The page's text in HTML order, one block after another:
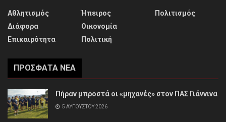
Αθλητισμός
Διάφορα
Επικαιρότητα
Ήπειρος
Οικονομία
Πολιτική
Πολιτισμός
ΠΡΌΣΦΑΤΑ ΝΈΑ
Πήραν μπροστά οι «μηχανές» στον ΠΑΣ Γιάννινα
5 ΑΥΓΟΎΣΤΟΥ 2026